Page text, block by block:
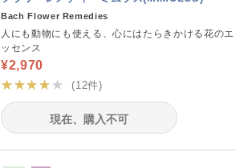
Bach Flower Remedies
人にも動物にも使える、心にはたらきかける花のエ
ッセンス
¥2,970
★★★★★
(12件)
現在、購入不可